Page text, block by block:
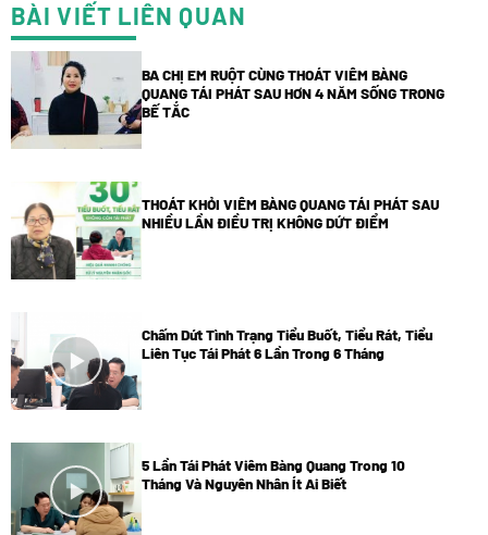
BÀI VIẾT LIÊN QUAN
BA CHỊ EM RUỘT CÙNG THOÁT VIÊM BÀNG
QUANG TÁI PHÁT SAU HƠN 4 NĂM SỐNG TRONG
BẾ TẮC
THOÁT KHỎI VIÊM BÀNG QUANG TÁI PHÁT SAU
NHIỀU LẦN ĐIỀU TRỊ KHÔNG DỨT ĐIỂM
Chấm Dứt Tình Trạng Tiểu Buốt, Tiểu Rát, Tiểu
Liên Tục Tái Phát 6 Lần Trong 6 Tháng
5 Lần Tái Phát Viêm Bàng Quang Trong 10
Tháng Và Nguyên Nhân Ít Ai Biết